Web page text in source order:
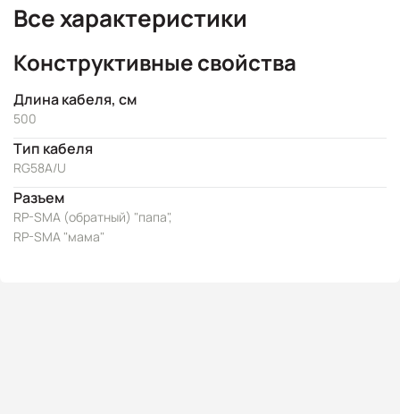
Все характеристики
Конструктивные свойства
Длина кабеля, см
500
Тип кабеля
RG58A/U
Разъем
RP-SMA (обратный) "папа",
RP-SMA "мама"